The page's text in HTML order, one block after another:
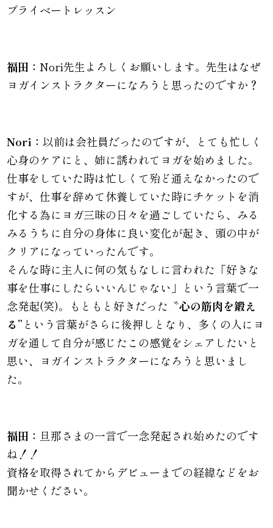
プライベートレッスン
福田：Nori先生よろしくお願いします。先生はなぜ
ヨガインストラクターになろうと思ったのですか？
Nori：以前は会社員だったのですが、とても忙しく
心身のケアにと、姉に誘われてヨガを始めました。
仕事をしていた時は忙しくて殆ど通えなかったので
すが、仕事を辞めて休養していた時にチケットを消
化する為にヨガ三昧の日々を過ごしていたら、みる
みるうちに自分の身体に良い変化が起き、頭の中が
クリアになっていったんです。
そんな時に主人に何の気もなしに言われた「好きな
事を仕事にしたらいいんじゃない」という言葉で一
念発起(笑)。もともと好きだった〝心の筋肉を鍛え
る” という言葉がさらに後押しとなり、多くの人にヨ
ガを通して自分が感じたこの感覚をシェアしたいと
思い、ヨガインストラクターになろうと思いまし
た。
福田： 旦那さまの一言で一念発起され始めたのです
ね！！
資格を取得されてからデビューまでの経緯などをお
聞かせください。